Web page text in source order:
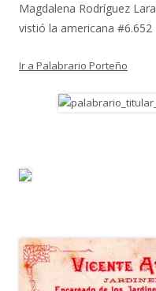
Magdalena Rodríguez Lara
vistió la americana #6.652
Ir a Palabrario Porteño